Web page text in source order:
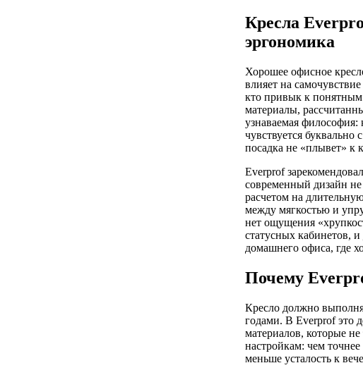
Кресла
эргономика
Хорошее офисное
влияет на
кто привык к понятным
материалы,
узнаваемая философия:
чувствуется
посадка не «плывет» к
Everprof
современный дизайн
расчетом на
между мягкостью и
нет ощущения
статусных кабинетов,
домашнего офиса, где
Почему
Кресло должно
годами. В Everprof это
материалов, которые
настройкам: чем
меньше усталость к